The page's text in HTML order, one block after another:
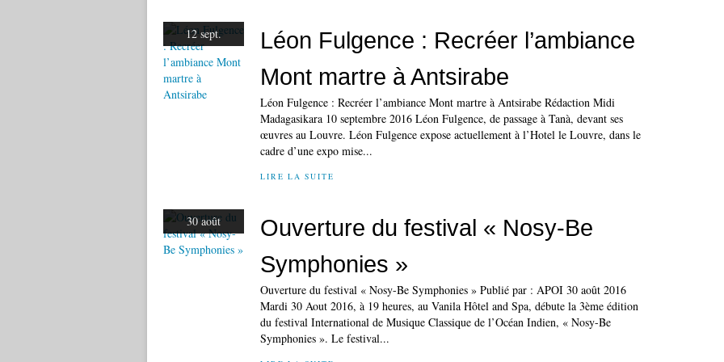
12 sept.
Léon Fulgence : Recréer l’ambiance
Mont martre à Antsirabe
Léon Fulgence : Recréer l’ambiance Mont martre à Antsirabe Rédaction Midi
Madagasikara 10 septembre 2016 Léon Fulgence, de passage à Tanà, devant ses
œuvres au Louvre. Léon Fulgence expose actuellement à l’Hotel le Louvre, dans le
cadre d’une expo mise...
LIRE LA SUITE
30 août
Ouverture du festival « Nosy-Be
Symphonies »
Ouverture du festival « Nosy-Be Symphonies » Publié par : APOI 30 août 2016
Mardi 30 Aout 2016, à 19 heures, au Vanila Hôtel and Spa, débute la 3ème édition
du festival International de Musique Classique de l’Océan Indien, « Nosy-Be
Symphonies ». Le festival...